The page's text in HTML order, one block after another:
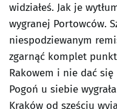
widziałeś. Jak je
wygranej Portowców.
niespodziewanym
zgarnąć komplet
Rakowem i nie dać się
Pogoń u siebie
Kraków od sześciu